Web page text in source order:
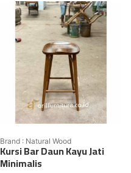
Brand : Natural Wood
Kursi Bar Daun Kayu Jati
Minimalis